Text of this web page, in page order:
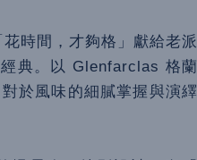
時間，才夠格」獻給老派
典。以 Glenfarclas 格蘭
於風味的細膩掌握與演繹